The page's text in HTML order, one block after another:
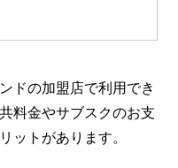
ドの加盟店で利用でき
料金やサブスクのお支
ットがあります。